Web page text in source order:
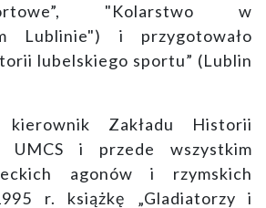
"Kolarstwo w
Lublinie") i przygotowało
lubelskiego sportu” (Lublin
Zakładu Historii
UMCS i przede wszystkim
agonów i rzymskich
r. książkę „Gladiatorzy i